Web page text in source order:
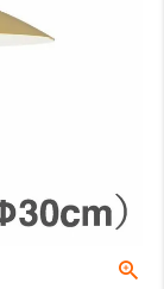
となります。ル
る照明器具が美
ーツの高さにな